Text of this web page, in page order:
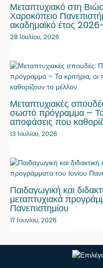
Μεταπτυχιακό στη
Χαροκόπειο
ακαδημαϊκό έτος
28 Ιουλίου, 2026
Μεταπτυχιακές
σωστό πρόγραμμα – Τα
αποφάσεις που
13 Ιουλίου, 2026
Παιδαγωγική και
μεταπτυχιακά
Πανεπιστημίου
17 Ιουνίου, 2026